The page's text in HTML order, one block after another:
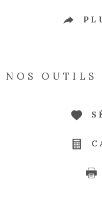
NOS OUTILS